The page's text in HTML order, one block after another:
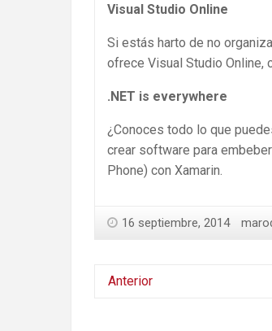
Visual Studio Online
Si estás harto de no
ofrece Visual Studio Online,
.NET is everywhere
¿Conoces todo lo que
crear software para
Phone) con Xamarin.
16 septiembre, 2014
Anterior